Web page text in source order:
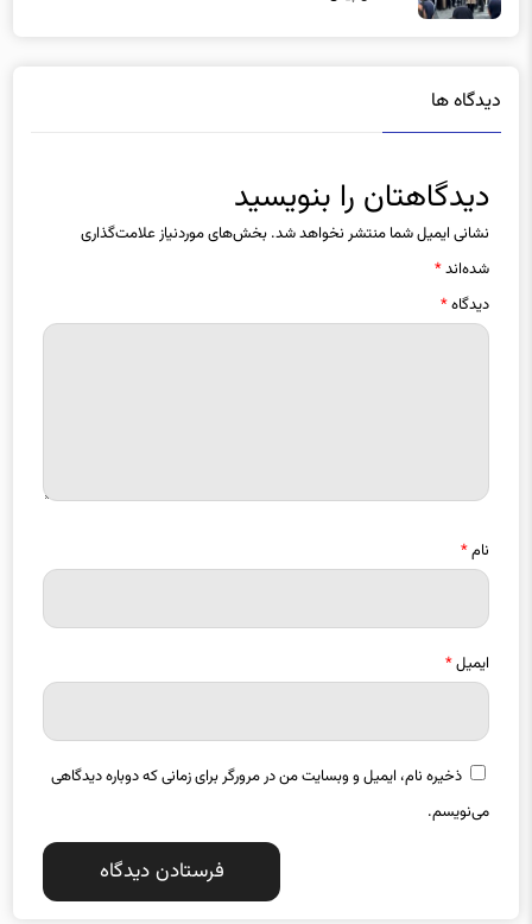
نشانی ایمیل شما منتشر نخواهد شد.بخش‌های موردنیاز علامت‌گذاری
شده‌اند*
دیدگاه*
ایمیل*
ذخیره نام، ایمیل و وبسایت من در مرورگر برای زمانی که دوباره دیدگاهی
می‌نویسم.